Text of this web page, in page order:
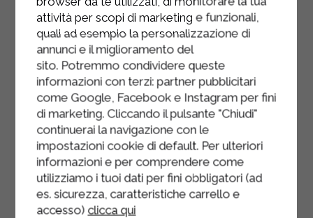
Trasferire l’impasto ottenuto in una
teglia quadrata 20x20 ricoperta con
carta forno.
Cuocere a forno statico preriscaldato
a 180° per 30 minuti.
Una volta cotti, lasciarli raffreddare e
porli in frigo per circa un’ora.
Tagliare i brownies a triangoli per
conferire la forma ad “albero di
Natale”
attività per scopi di marketing e funzionali,
quali ad esempio la personalizzazione di
annunci e il miglioramento del
sito. Potremmo condividere queste
informazioni con terzi: partner pubblicitari
come Google, Facebook e Instagram per fini
di marketing. Cliccando il pulsante "Chiudi"
continuerai la navigazione con le
impostazioni cookie di default. Per ulteriori
informazioni e per comprendere come
utilizziamo i tuoi dati per fini obbligatori (ad
es. sicurezza, caratteristiche carrello e
accesso) clicca qui